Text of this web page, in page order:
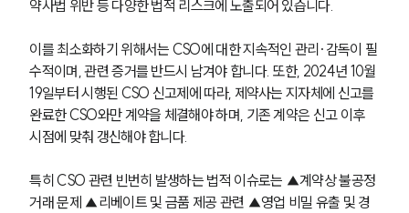
약사법 위반 등 다양한 법적 리스크에 노출되어 있습니다.
이를 최소화하기 위해서는 CSO에 대한 지속적인 관리·감독이 필
수적이며, 관련 증거를 반드시 남겨야 합니다. 또한, 2024년 10월
19일부터 시행된 CSO 신고제에 따라, 제약사는 지자체에 신고를
완료한 CSO와만 계약을 체결해야 하며, 기존 계약은 신고 이후
시점에 맞춰 갱신해야 합니다.
특히 CSO 관련 빈번히 발생하는 법적 이슈로는 ▲계약상 불공정
거래 문제 ▲리베이트 및 금품 제공 관련 ▲영업 비밀 유출 및 경